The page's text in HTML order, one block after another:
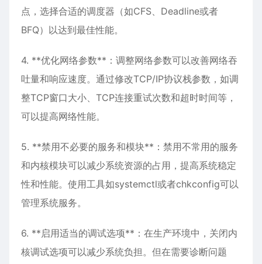
点，选择合适的调度器（如CFS、Deadline或者
BFQ）以达到最佳性能。
4. **优化网络参数**：调整网络参数可以改善网络吞
吐量和响应速度。通过修改TCP/IP协议栈参数，如调
整TCP窗口大小、TCP连接重试次数和超时时间等，
可以提高网络性能。
5. **禁用不必要的服务和模块**：禁用不常用的服务
和内核模块可以减少系统资源的占用，提高系统稳定
性和性能。使用工具如systemctl或者chkconfig可以
管理系统服务。
6. **启用适当的调试选项**：在生产环境中，关闭内
核调试选项可以减少系统负担。但在需要诊断问题